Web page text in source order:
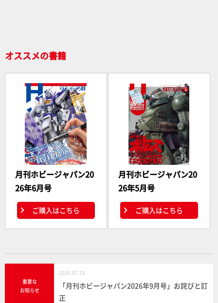
オススメの書籍
月刊ホビージャパン20
26年6月号
ご購入はこちら
月刊ホビージャパン20
26年5月号
ご購入はこちら
重要な
お知らせ
2026.07.25
「月刊ホビージャパン2026年9月号」お詫びと訂
正